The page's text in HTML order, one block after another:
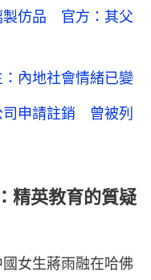
製仿品 官方：其父
內地社會情緒已變
司申請註銷 曾被列
精英教育的質疑
女生蔣雨融在哈佛